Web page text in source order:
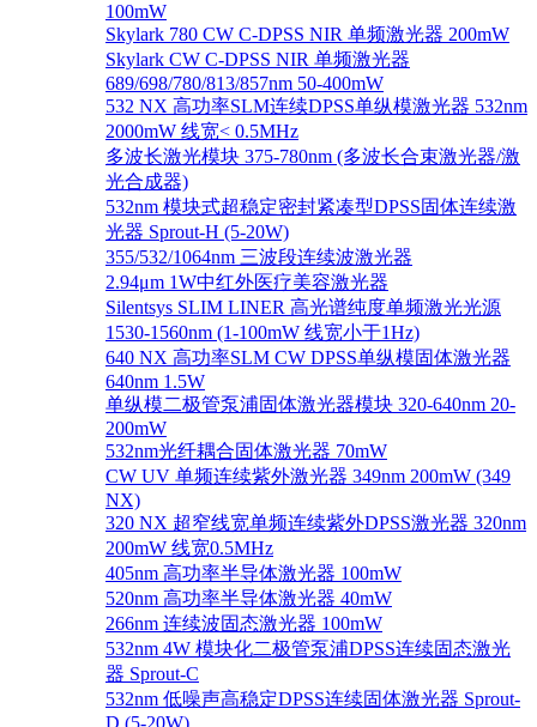
100mW
Skylark 780 CW C-DPSS NIR 单频激光器 200mW
Skylark CW C-DPSS NIR 单频激光器
689/698/780/813/857nm 50-400mW
532 NX 高功率SLM连续DPSS单纵模激光器 532nm
2000mW 线宽< 0.5MHz
多波长激光模块 375-780nm (多波长合束激光器/激
光合成器)
532nm 模块式超稳定密封紧凑型DPSS固体连续激
光器 Sprout-H (5-20W)
355/532/1064nm 三波段连续波激光器
2.94μm 1W中红外医疗美容激光器
Silentsys SLIM LINER 高光谱纯度单频激光光源
1530-1560nm (1-100mW 线宽小于1Hz)
640 NX 高功率SLM CW DPSS单纵模固体激光器
640nm 1.5W
单纵模二极管泵浦固体激光器模块 320-640nm 20-
200mW
532nm光纤耦合固体激光器 70mW
CW UV 单频连续紫外激光器 349nm 200mW (349
NX)
320 NX 超窄线宽单频连续紫外DPSS激光器 320nm
200mW 线宽0.5MHz
405nm 高功率半导体激光器 100mW
520nm 高功率半导体激光器 40mW
266nm 连续波固态激光器 100mW
532nm 4W 模块化二极管泵浦DPSS连续固态激光
器 Sprout-C
532nm 低噪声高稳定DPSS连续固体激光器 Sprout-
D (5-20W)